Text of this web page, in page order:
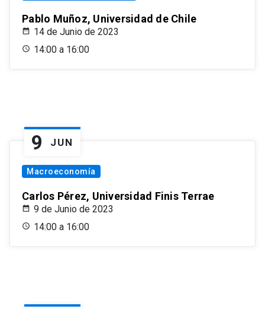
Pablo Muñoz, Universidad de Chile
14 de Junio de 2023
14:00 a 16:00
9 JUN
Macroeconomía
Carlos Pérez, Universidad Finis Terrae
9 de Junio de 2023
14:00 a 16:00